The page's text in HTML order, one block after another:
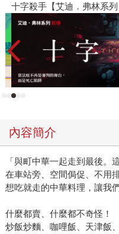
十字殺手【艾迪．弗林系列
內容簡介
「與町中華一起走到最後。
在車站旁、空間侷促、不用排
想吃就走的中華料理，讓我
什麼都賣、什麼都不奇怪！
炒飯炒麵、咖哩飯、天津飯